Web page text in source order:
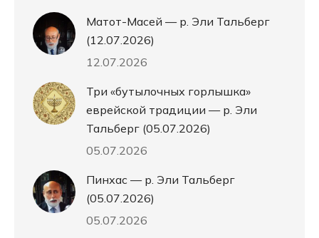
Матот-Масей — р. Эли Тальберг
(12.07.2026)
12.07.2026
Три «бутылочных горлышка»
еврейской традиции — р. Эли
Тальберг (05.07.2026)
05.07.2026
Пинхас — р. Эли Тальберг
(05.07.2026)
05.07.2026